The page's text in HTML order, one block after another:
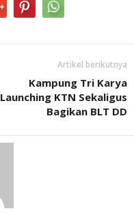
Artikel berikutnya
Kampung Tri Karya
Launching KTN Sekaligus
Bagikan BLT DD